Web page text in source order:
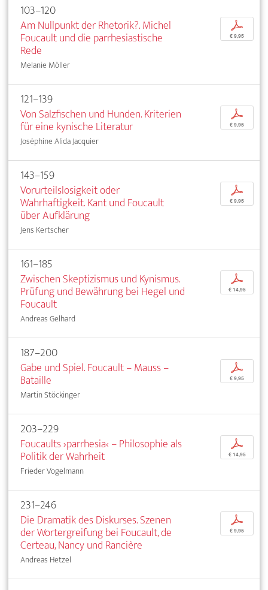
103–120
Am Nullpunkt der Rhetorik?. Michel
Foucault und die parrhesiastische
Rede
Melanie Möller
p
€ 9,95
121–139
Von Salzfischen und Hunden. Kriterien
für eine kynische Literatur
Joséphine Alida Jacquier
p
€ 9,95
143–159
Vorurteilslosigkeit oder
Wahrhaftigkeit. Kant und Foucault
über Aufklärung
Jens Kertscher
p
€ 9,95
161–185
Zwischen Skeptizismus und Kynismus.
Prüfung und Bewährung bei Hegel und
Foucault
Andreas Gelhard
p
€ 14,95
187–200
Gabe und Spiel. Foucault – Mauss –
Bataille
Martin Stöckinger
p
€ 9,95
203–229
Foucaults ›parrhesia‹ – Philosophie als
Politik der Wahrheit
Frieder Vogelmann
p
€ 14,95
231–246
Die Dramatik des Diskurses. Szenen
der Wortergreifung bei Foucault, de
Certeau, Nancy und Rancière
Andreas Hetzel
p
€ 9,95